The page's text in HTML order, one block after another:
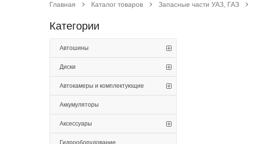
Главная Каталог товаров Запасные части УАЗ, ГАЗ
Категории
Автошины
Диски
Автокамеры и комплектующие
Аккумуляторы
Аксессуары
Гидрооборудование